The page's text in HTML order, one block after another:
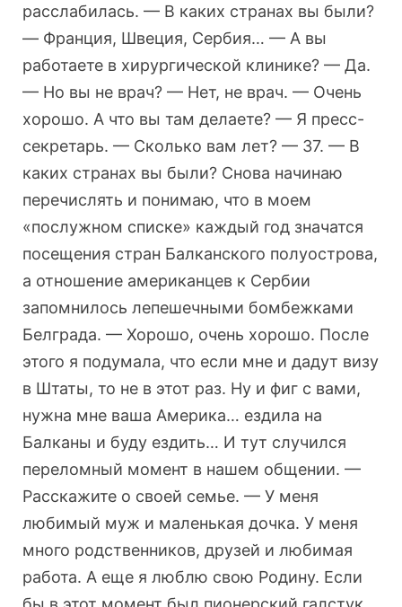
расслабилась. — В каких странах вы были?
— Франция, Швеция, Сербия… — А вы
работаете в хирургической клинике? — Да.
— Но вы не врач? — Нет, не врач. — Очень
хорошо. А что вы там делаете? — Я пресс-
секретарь. — Сколько вам лет? — 37. — В
каких странах вы были? Снова начинаю
перечислять и понимаю, что в моем
«послужном списке» каждый год значатся
посещения стран Балканского полуострова,
а отношение американцев к Сербии
запомнилось лепешечными бомбежками
Белграда. — Хорошо, очень хорошо. После
этого я подумала, что если мне и дадут визу
в Штаты, то не в этот раз. Ну и фиг с вами,
нужна мне ваша Америка… ездила на
Балканы и буду ездить… И тут случился
переломный момент в нашем общении. —
Расскажите о своей семье. — У меня
любимый муж и маленькая дочка. У меня
много родственников, друзей и любимая
работа. А еще я люблю свою Родину. Если